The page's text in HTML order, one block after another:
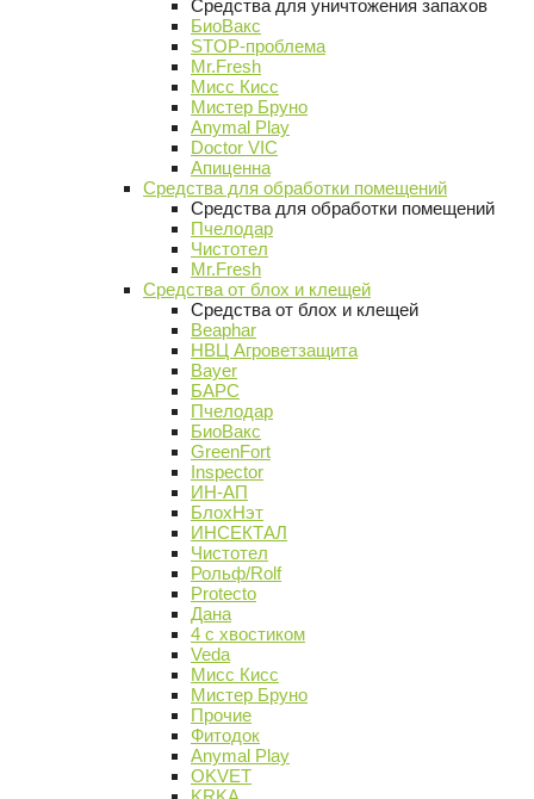
Средства для уничтожения запахов
БиоВакс
STOP-проблема
Mr.Fresh
Мисс Кисс
Мистер Бруно
Anymal Play
Doctor VIC
Апиценна
Средства для обработки помещений
Средства для обработки помещений
Пчелодар
Чистотел
Mr.Fresh
Средства от блох и клещей
Средства от блох и клещей
Beaphar
НВЦ Агроветзащита
Bayer
БАРС
Пчелодар
БиоВакс
GreenFort
Inspector
ИН-АП
БлохНэт
ИНСЕКТАЛ
Чистотел
Рольф/Rolf
Protecto
Дана
4 с хвостиком
Veda
Мисс Кисс
Мистер Бруно
Прочие
Фитодок
Anymal Play
OKVET